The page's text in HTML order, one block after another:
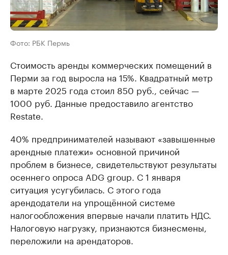
Фото: РБК Пермь
Стоимость аренды коммерческих помещений в
Перми за год выросла на 15%. Квадратный метр
в марте 2025 года стоил 850 руб., сейчас —
1000 руб. Данные предоставило агентство
Restate.
40% предпринимателей называют «завышенные
арендные платежи» основной причиной
проблем в бизнесе, свидетельствуют результаты
осеннего опроса ADG group. С 1 января
ситуация усугубилась. С этого года
арендодатели на упрощённой системе
налогообложения впервые начали платить НДС.
Налоговую нагрузку, признаются бизнесмены,
переложили на арендаторов.